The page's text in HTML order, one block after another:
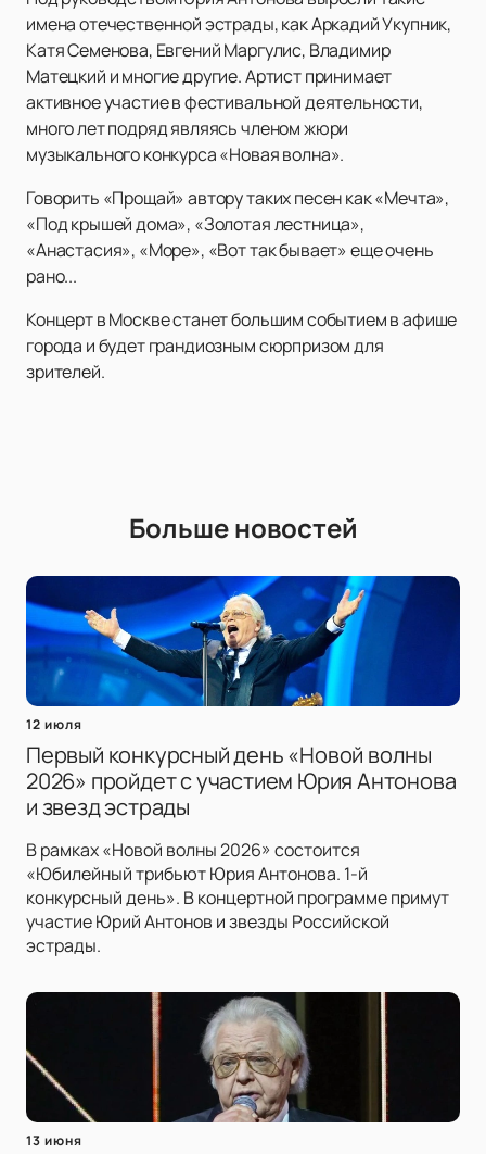
имена отечественной эстрады, как Аркадий Укупник,
Катя Семенова, Евгений Маргулис, Владимир
Матецкий и многие другие. Артист принимает
активное участие в фестивальной деятельности,
много лет подряд являясь членом жюри
музыкального конкурса «Новая волна».
Говорить «Прощай» автору таких песен как «Мечта»,
«Под крышей дома», «Золотая лестница»,
«Анастасия», «Море», «Вот так бывает» еще очень
рано...
Концерт в Москве станет большим событием в афише
города и будет грандиозным сюрпризом для
зрителей.
Больше новостей
12 июля
Первый конкурсный день «Новой волны
2026» пройдет с участием Юрия Антонова
и звезд эстрады
В рамках «Новой волны 2026» состоится
«Юбилейный трибьют Юрия Антонова. 1-й
конкурсный день». В концертной программе примут
участие Юрий Антонов и звезды Российской
эстрады.
13 июня